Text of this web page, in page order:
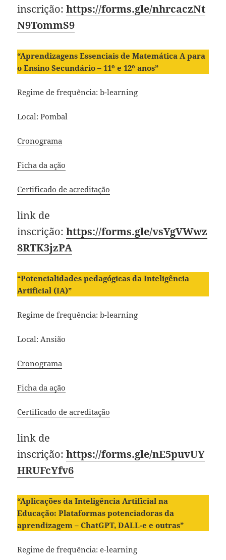
inscrição:https://forms.gle/nhrcaczNt
N9TommS9
“Aprendizagens Essenciais de Matemática A para
o Ensino Secundário – 11º e 12º anos”
Regime de frequência: b-learning
Local: Pombal
Cronograma
Ficha da ação
Certificado de acreditação
link de
inscrição:https://forms.gle/vsYgVWwz
8RTK3jzPA
“Potencialidades pedagógicas da Inteligência
Artificial (IA)”
Regime de frequência: b-learning
Local: Ansião
Cronograma
Ficha da ação
Certificado de acreditação
link de
inscrição:https://forms.gle/nE5puvUY
HRUFcYfv6
“Aplicações da Inteligência Artificial na
Educação: Plataformas potenciadoras da
aprendizagem – ChatGPT, DALL-e e outras”
Regime de frequência: e-learning